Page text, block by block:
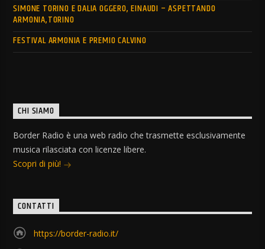
SIMONE TORINO E DALIA OGGERO, EINAUDI – ASPETTANDO
ARMONIA,TORINO
FESTIVAL ARMONIA E PREMIO CALVINO
CHI SIAMO
Border Radio è una web radio che trasmette esclusivamente
musica rilasciata con licenze libere.
Scopri di più!
CONTATTI
https://border-radio.it/